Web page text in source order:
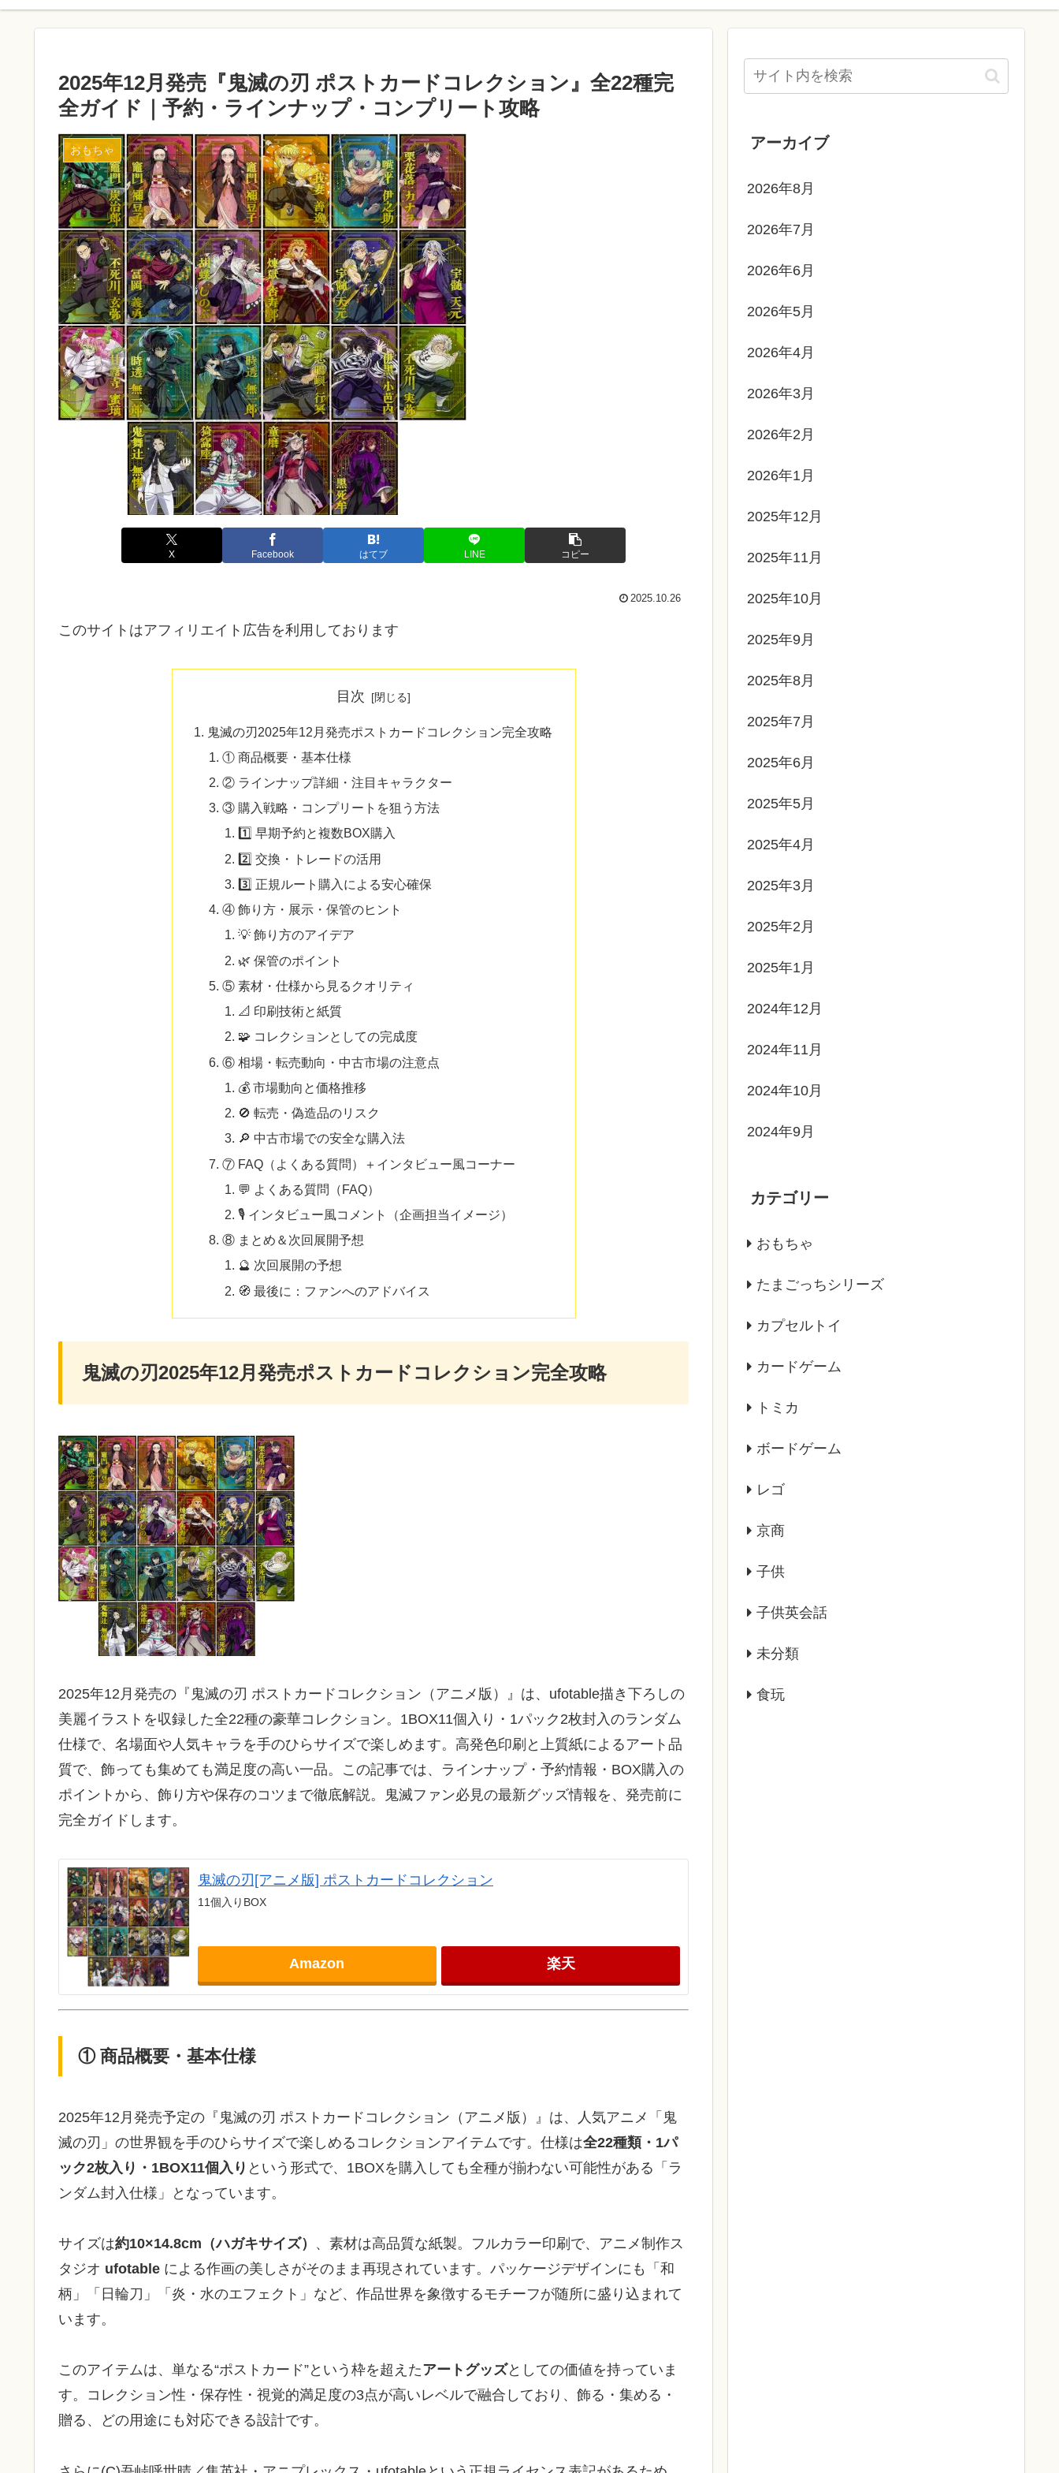
2025年12月発売『鬼滅の刃 ポストカードコレクション』全22種完
全ガイド｜予約・ラインナップ・コンプリート攻略
おもちゃ
X Facebook はてブ LINE コピー
2025.10.26
このサイトはアフィリエイト広告を利用しております
目次
鬼滅の刃2025年12月発売ポストカードコレクション完全攻略
① 商品概要・基本仕様
② ラインナップ詳細・注目キャラクター
③ 購入戦略・コンプリートを狙う方法
1️⃣ 早期予約と複数BOX購入
2️⃣ 交換・トレードの活用
3️⃣ 正規ルート購入による安心確保
④ 飾り方・展示・保管のヒント
💡 飾り方のアイデア
🌿 保管のポイント
⑤ 素材・仕様から見るクオリティ
📐 印刷技術と紙質
🧩 コレクションとしての完成度
⑥ 相場・転売動向・中古市場の注意点
💰 市場動向と価格推移
🚫 転売・偽造品のリスク
🔎 中古市場での安全な購入法
⑦ FAQ（よくある質問）＋インタビュー風コーナー
💬 よくある質問（FAQ）
🎙 インタビュー風コメント（企画担当イメージ）
⑧ まとめ＆次回展開予想
🔮 次回展開の予想
🧭 最後に：ファンへのアドバイス
鬼滅の刃2025年12月発売ポストカードコレクション完全攻略
2025年12月発売の『鬼滅の刃 ポストカードコレクション（アニメ版）』は、ufotable描き下ろしの
美麗イラストを収録した全22種の豪華コレクション。1BOX11個入り・1パック2枚封入のランダム
仕様で、名場面や人気キャラを手のひらサイズで楽しめます。高発色印刷と上質紙によるアート品
質で、飾っても集めても満足度の高い一品。この記事では、ラインナップ・予約情報・BOX購入の
ポイントから、飾り方や保存のコツまで徹底解説。鬼滅ファン必見の最新グッズ情報を、発売前に
完全ガイドします。
鬼滅の刃[アニメ版] ポストカードコレクション
11個入りBOX
Amazon 楽天
① 商品概要・基本仕様
2025年12月発売予定の『鬼滅の刃 ポストカードコレクション（アニメ版）』は、人気アニメ「鬼
滅の刃」の世界観を手のひらサイズで楽しめるコレクションアイテムです。仕様は全22種類・1パ
ック2枚入り・1BOX11個入り という形式で、1BOXを購入しても全種が揃わない可能性がある「ラ
ンダム封入仕様」となっています。
サイズは約10×14.8cm（ハガキサイズ） 、素材は高品質な紙製。フルカラー印刷で、アニメ制作ス
タジオ ufotable による作画の美しさがそのまま再現されています。パッケージデザインにも「和
柄」「日輪刀」「炎・水のエフェクト」など、作品世界を象徴するモチーフが随所に盛り込まれて
います。
このアイテムは、単なる“ポストカード”という枠を超えたアートグッズとしての価値を持っていま
す。コレクション性・保存性・視覚的満足度の3点が高いレベルで融合しており、飾る・集める・
贈る、どの用途にも対応できる設計です。
アーカイブ
2026年8月
2026年7月
2026年6月
2026年5月
2026年4月
2026年3月
2026年2月
2026年1月
2025年12月
2025年11月
2025年10月
2025年9月
2025年8月
2025年7月
2025年6月
2025年5月
2025年4月
2025年3月
2025年2月
2025年1月
2024年12月
2024年11月
2024年10月
2024年9月
カテゴリー
おもちゃ
たまごっちシリーズ
カプセルトイ
カードゲーム
トミカ
ボードゲーム
レゴ
京商
子供
子供英会話
未分類
食玩